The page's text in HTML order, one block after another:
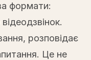
формати:
розповідає
Це не